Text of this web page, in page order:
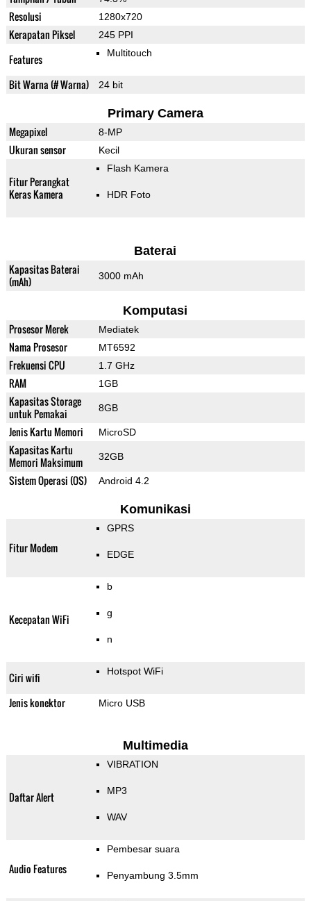
Resolusi 1280x720
Kerapatan Piksel 245 PPI
Features Multitouch
Bit Warna (# Warna) 24 bit
Primary Camera
Megapixel 8-MP
Ukuran sensor Kecil
Fitur Perangkat
Keras Kamera
Flash Kamera
HDR Foto
Baterai
Kapasitas Baterai
(mAh)
3000 mAh
Komputasi
Prosesor Merek Mediatek
Nama Prosesor MT6592
Frekuensi CPU 1.7 GHz
RAM 1GB
Kapasitas Storage
untuk Pemakai
8GB
Jenis Kartu Memori MicroSD
Kapasitas Kartu
Memori Maksimum
32GB
Sistem Operasi (OS) Android 4.2
Komunikasi
Fitur Modem
GPRS
EDGE
Kecepatan WiFi
b
g
n
Ciri wifi Hotspot WiFi
Jenis konektor Micro USB
Multimedia
Daftar Alert
VIBRATION
MP3
WAV
Audio Features
Pembesar suara
Penyambung 3.5mm